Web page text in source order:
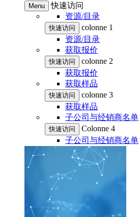
Menu
快速访问
资源/目录
快速访问
colonne 1
资源/目录
获取报价
快速访问
colonne 2
获取报价
获取样品
快速访问
colonne 3
获取样品
子公司与经销商名单
快速访问
Colonne 4
子公司与经销商名单